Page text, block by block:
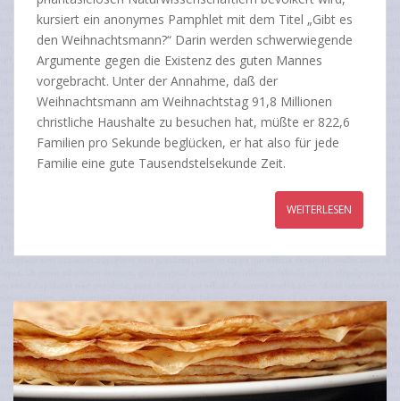
kursiert ein anonymes Pamphlet mit dem Titel „Gibt es
den Weihnachtsmann?“ Darin werden schwerwiegende
Argumente gegen die Existenz des guten Mannes
vorgebracht. Unter der Annahme, daß der
Weihnachtsmann am Weihnachtstag 91,8 Millionen
christliche Haushalte zu besuchen hat, müßte er 822,6
Familien pro Sekunde beglücken, er hat also für jede
Familie eine gute Tausendstelsekunde Zeit.
WEITERLESEN